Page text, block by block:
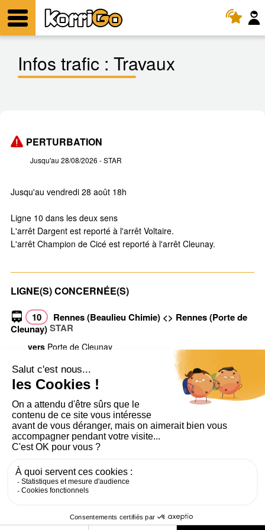
Menu
Infos trafic : Travaux
PERTURBATION
Jusqu'au 28/08/2026 - STAR
Jusqu'au vendredi 28 août 18h
Ligne 10 dans les deux sens
L'arrêt Dargent est reporté à l'arrêt Voltaire.
L'arrêt Champion de Cicé est reporté à l'arrêt Cleunay.
LIGNE(S) CONCERNÉE(S)
10
Rennes (Beaulieu Chimie) <> Rennes (Porte de
Cleunay)STAR
vers Porte de Cleunay
Voir toutes les infos trafic
MENTIONS LÉGALES